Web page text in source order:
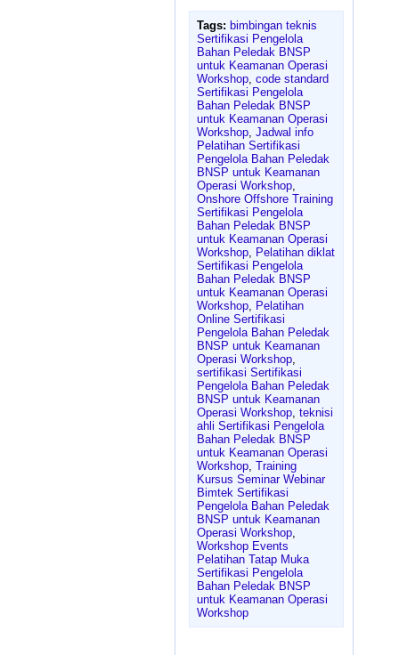
Tags: bimbingan teknis
Sertifikasi Pengelola
Bahan Peledak BNSP
untuk Keamanan Operasi
Workshop, code standard
Sertifikasi Pengelola
Bahan Peledak BNSP
untuk Keamanan Operasi
Workshop, Jadwal info
Pelatihan Sertifikasi
Pengelola Bahan Peledak
BNSP untuk Keamanan
Operasi Workshop,
Onshore Offshore Training
Sertifikasi Pengelola
Bahan Peledak BNSP
untuk Keamanan Operasi
Workshop, Pelatihan diklat
Sertifikasi Pengelola
Bahan Peledak BNSP
untuk Keamanan Operasi
Workshop, Pelatihan
Online Sertifikasi
Pengelola Bahan Peledak
BNSP untuk Keamanan
Operasi Workshop,
sertifikasi Sertifikasi
Pengelola Bahan Peledak
BNSP untuk Keamanan
Operasi Workshop, teknisi
ahli Sertifikasi Pengelola
Bahan Peledak BNSP
untuk Keamanan Operasi
Workshop, Training
Kursus Seminar Webinar
Bimtek Sertifikasi
Pengelola Bahan Peledak
BNSP untuk Keamanan
Operasi Workshop,
Workshop Events
Pelatihan Tatap Muka
Sertifikasi Pengelola
Bahan Peledak BNSP
untuk Keamanan Operasi
Workshop